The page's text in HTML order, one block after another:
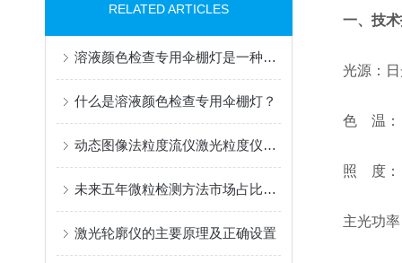
RELATED ARTICLES
溶液颜色检查专用伞棚灯是一种辅助观察设备
什么是溶液颜色检查专用伞棚灯？
动态图像法粒度流仪激光粒度仪助力蛋白质抗体类药物颗粒检测式
未来五年微粒检测方法市场占比走势会如何
激光轮廓仪的主要原理及正确设置
一、技
光源：日
色 温：
照 度： 环
主光功率